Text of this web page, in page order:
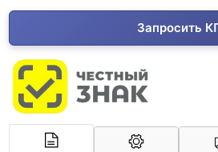
Запросить